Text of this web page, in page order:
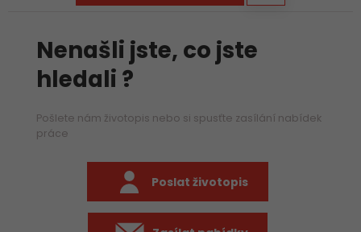
Nenašli jste, co jste
hledali ?
Pošlete nám životopis nebo si spusťte zasílání nabídek
práce
Poslat životopis